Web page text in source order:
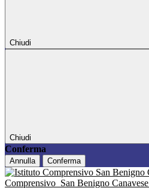
Chiudi
Chiudi
Conferma
Annulla Conferma
Comprensivo San Benigno Canavese